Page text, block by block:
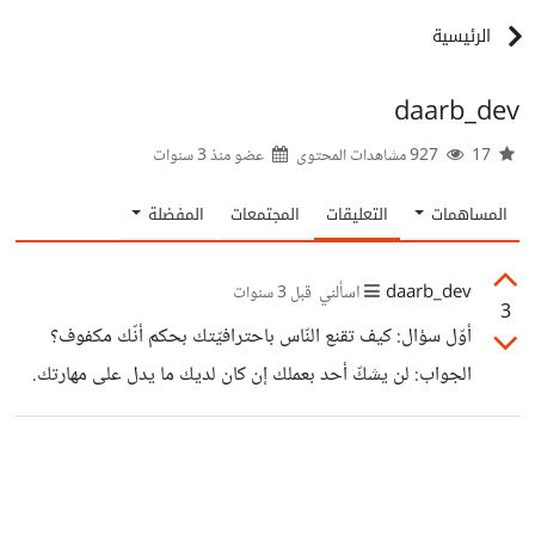
الرئيسية
daarb_dev
عضو منذ3 سنوات
المساهمات التعليقات المجتمعات المفضلة
3
daarb_dev اسألني قبل 3 سنوات
أوّل سؤال: كيف تقنع النّاس باحترافيّتك بحكم أنّك مكفوف؟
الجواب: لن يشكّ أحد بعملك إن كان لديك ما يدل على مهارتك.
أي شخص يظهر نفسه بثقة ولديه نماذج عمل سابقة ولو كانت